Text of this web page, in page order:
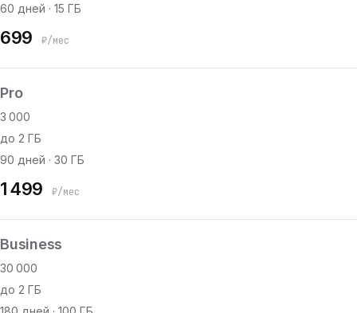
60 дней · 15 ГБ
699 ₽/мес
Pro
3 000
до 2 ГБ
90 дней · 30 ГБ
1 499 ₽/мес
Business
30 000
до 2 ГБ